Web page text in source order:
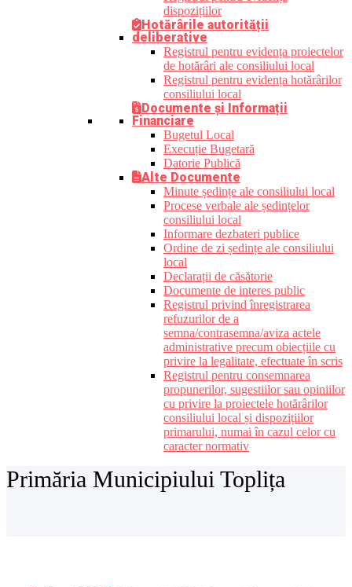
dispozițiilor
Hotărârile autorității
deliberative
Registrul pentru evidența proiectelor
de hotărâri ale consiliului local
Registrul pentru evidența hotărârilor
consiliului local
Documente și Informații
Financiare
Bugetul Local
Execuție Bugetară
Datorie Publică
Alte Documente
Minute ședințe ale consiliului local
Procese verbale ale ședințelor
consiliului local
Informare dezbateri publice
Ordine de zi ședințe ale consiliului
local
Declarații de căsătorie
Documente de interes public
Registrul privind înregistrarea
refuzurilor de a
semna/contrasemna/aviza actele
administrative precum obiecțiile cu
privire la legalitate, efectuate în scris
Registrul pentru consemnarea
propunerilor, sugestiilor sau opiniilor
cu privire la proiectele hotărârilor
consiliului local și dispozițiilor
primarului, numai în cazul celor cu
caracter normativ
Primăria Municipiului Toplița